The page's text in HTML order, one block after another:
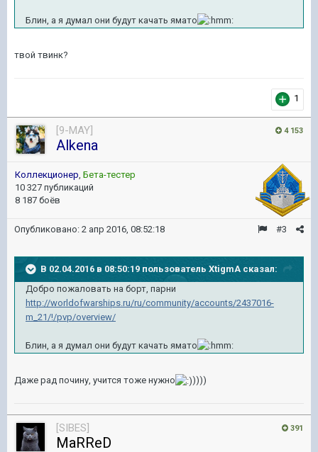
Блин, а я думал они будут качать ямато
твой твинк?
1
4 153
[9-MAY]
Alkena
Коллекционер Бета-тестер
10 327 публикаций
8 187 боёв
#3
Опубликовано: 2 апр 2016, 08:52:18
В 02.04.2016 в 08:50:19 пользователь XtigmA сказал:
Добро пожаловать на борт, парни
http://worldofwarships.ru/ru/community/accounts/2437016-
m_21/!/pvp/overview/
Блин, а я думал они будут качать ямато
Даже рад почину, учится тоже нужно ))))
391
[SIBES]
MaRReD